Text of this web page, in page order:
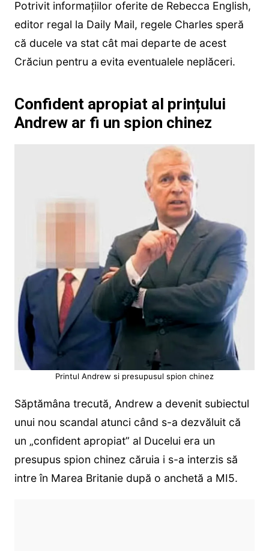
Potrivit informațiilor oferite de Rebecca English,
editor regal la Daily Mail, regele Charles speră
că ducele va stat cât mai departe de acest
Crăciun pentru a evita eventualele neplăceri.
Confident apropiat al prințului
Andrew ar fi un spion chinez
Printul Andrew si presupusul spion chinez
Săptămâna trecută, Andrew a devenit subiectul
unui nou scandal atunci când s-a dezvăluit că
un „confident apropiat” al Ducelui era un
presupus spion chinez căruia i s-a interzis să
intre în Marea Britanie după o anchetă a MI5.